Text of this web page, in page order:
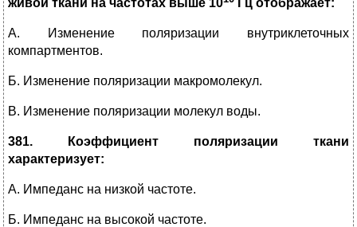
живой ткани на частотах выше 10 Гц отображает:
А. Изменение поляризации внутриклеточных
компартментов.
Б. Изменение поляризации макромолекул.
В. Изменение поляризации молекул воды.
381. Коэффициент поляризации ткани
характеризует:
А. Импеданс на низкой частоте.
Б. Импеданс на высокой частоте.